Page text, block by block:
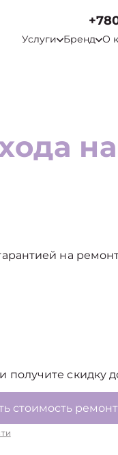
Услуги Бренд О
на
на
получите скидку
стоимость